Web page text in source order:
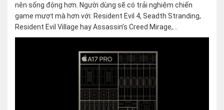
nên sống động hơn. Người dùng sẽ có trải nghiệm chiến
game mượt mà hơn với: Resident Evil 4, Seadth Stranding,
Resident Evil Village hay Assassin’s Creed Mirage,…